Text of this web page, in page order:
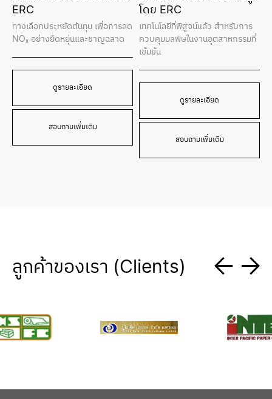
ERC
ทางเลือกประหยัดต้นทุน เพื่อการลด
NOₓ อย่างยืดหยุ่นและชาญฉลาด
ดูรายละเอียด
สอบถามเพิ่มเติม
โดย ERC
เทคโนโลยีที่พิสูจน์แล้ว สำหรับการ
ควบคุมมลพิษในงานอุตสาหกรรมที่
เข้มข้น
ดูรายละเอียด
สอบถามเพิ่มเติม
ลูกค้าของเรา (Clients)